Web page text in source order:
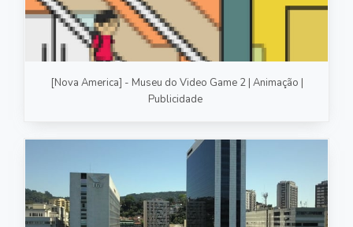
[Nova America] - Museu do Video Game 2 | Animação |
Publicidade